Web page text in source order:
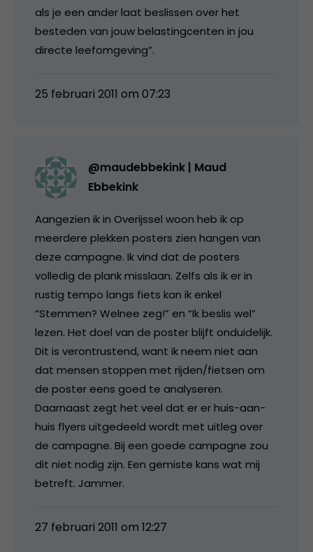
als je een ander laat beslissen over het
besteden van jouw belastingcenten in jou
directe leefomgeving”.
25 februari 2011 om 07:23
@maudebbekink | Maud
Ebbekink
Aangezien ik in Overijssel woon heb ik op
meerdere plekken posters zien hangen van
deze campagne. Ik vind dat de posters
volledig de plank misslaan. Zelfs als ik er in
rustig tempo langs fiets kan ik enkel
“Stemmen? Welnee zeg!” en “Ik beslis wel”
lezen. Het doel van de poster blijft onduidelijk.
Dit is verontrustend, want ik neem niet aan
dat mensen stoppen met rijden/fietsen om
de poster eens goed te analyseren.
Daarnaast zegt het veel dat er er huis-aan-
huis flyers uitgedeeld wordt met uitleg over
de campagne. Bij een goede campagne zou
dit niet nodig zijn. Een gemiste kans wat mij
betreft. Jammer.
27 februari 2011 om 12:27